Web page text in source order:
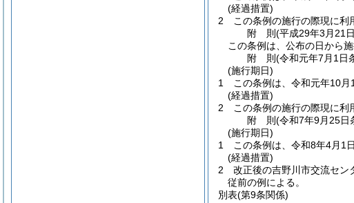
(経過措置)
2
この条例の施行の際現に利
附 則(平成29年3月21
この条例は、公布の日から施
附 則(令和元年7月1日
(施行期日)
1
この条例は、令和元年10月
(経過措置)
2
この条例の施行の際現に利
附 則(令和7年9月25日
(施行期日)
1
この条例は、令和8年4月1
(経過措置)
2
改正後の吉野川市交流セン
従前の例による。
別表(第9条関係)